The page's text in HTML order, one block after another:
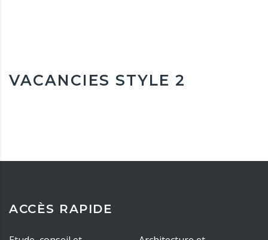
VACANCIES STYLE 2
ACCÈS RAPIDE